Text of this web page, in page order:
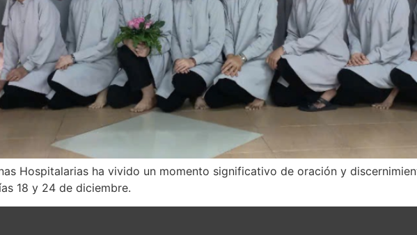
Hospitalarias ha vivido un momento significativo de oración y
18 y 24 de diciembre.